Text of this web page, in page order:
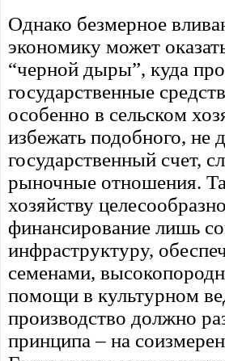
Однако безмерное
экономику может
“черной дыры”, куда
государственные
особенно в сельском
избежать подобного, не
государственный счет,
рыночные отношения.
хозяйству
финансирование лишь
инфраструктуру,
семенами,
помощи в культурном
производство должно
принципа – на